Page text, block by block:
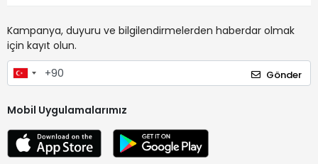
Kampanya, duyuru ve bilgilendirmelerden haberdar olmak
için kayıt olun.
Gönder
Mobil Uygulamalarımız